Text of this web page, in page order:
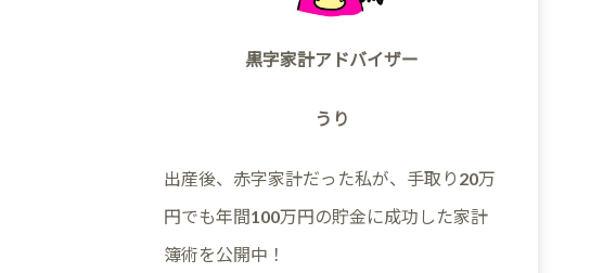
黒字家計アドバイザー
うり
出産後、赤字家計だった私が、手取り20万
円でも年間100万円の貯金に成功した家計
簿術を公開中！